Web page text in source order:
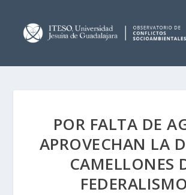
POR FALTA DE
APROVECHAN LA
CAMELLONES
FEDERALISMO